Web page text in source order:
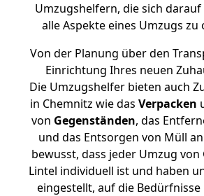
Umzugshelfern, die sich darauf
alle Aspekte eines Umzugs zu
Von der Planung über den
Einrichtung Ihres neuen
Die Umzugshelfer bieten auch
in Chemnitz wie das Verpacken
von Gegenständen, das
und das Entsorgen von Müll
bewusst, dass jeder Umzug von
Lintel individuell ist und haben
eingestellt, auf die Bedürfnisse